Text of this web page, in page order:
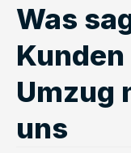
Was
Umzug
uns